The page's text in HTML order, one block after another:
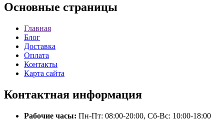
Основные страницы
Главная
Блог
Доставка
Оплата
Контакты
Карта сайта
Контактная информация
Рабочие часы: Пн-Пт: 08:00-20:00, Сб-Вс: 10:00-18:00